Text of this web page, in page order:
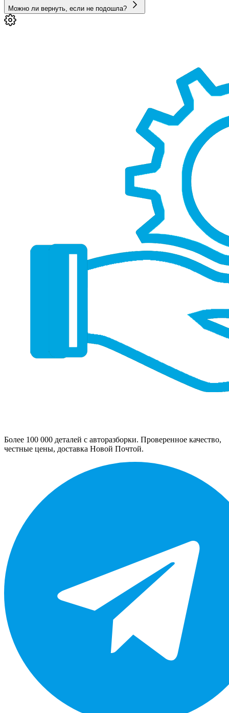
Можно ли вернуть, если не подошла?
Более 100 000 деталей с авторазборки. Проверенное качество,
честные цены, доставка Новой Почтой.